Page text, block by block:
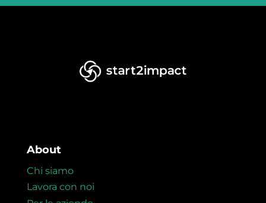
About
Chi siamo
Lavora con noi